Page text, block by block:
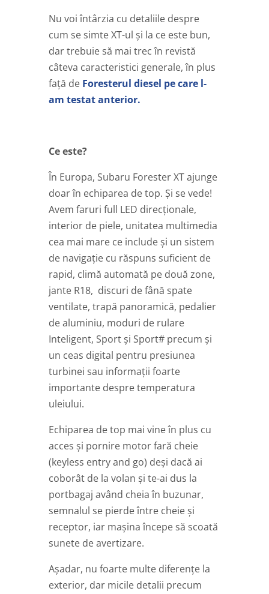
Nu voi întârzia cu detaliile despre
cum se simte XT-ul și la ce este bun,
dar trebuie să mai trec în revistă
câteva caracteristici generale, în plus
față de Foresterul diesel pe care l-
am testat anterior.
Ce este?
În Europa, Subaru Forester XT ajunge
doar în echiparea de top. Și se vede!
Avem faruri full LED direcționale,
interior de piele, unitatea multimedia
cea mai mare ce include și un sistem
de navigație cu răspuns suficient de
rapid, climă automată pe două zone,
jante R18, discuri de fână spate
ventilate, trapă panoramică, pedalier
de aluminiu, moduri de rulare
Inteligent, Sport și Sport# precum și
un ceas digital pentru presiunea
turbinei sau informații foarte
importante despre temperatura
uleiului.
Echiparea de top mai vine în plus cu
acces și pornire motor fară cheie
(keyless entry and go) deși dacă ai
coborât de la volan și te-ai dus la
portbagaj având cheia în buzunar,
semnalul se pierde între cheie și
receptor, iar mașina începe să scoată
sunete de avertizare.
Așadar, nu foarte multe diferențe la
exterior, dar micile detalii precum